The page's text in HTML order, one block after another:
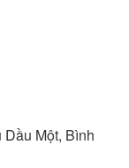
Một, Bình